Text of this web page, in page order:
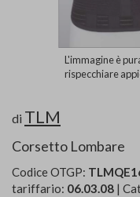
L'immagine è
rispecchiare
di TLM
Corsetto Lombare
Codice OTGP:
tariffario: 06.03.08 |